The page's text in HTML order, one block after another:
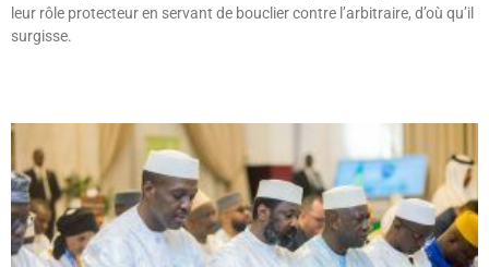
leur rôle protecteur en servant de bouclier contre l’arbitraire, d’où qu’il
surgisse.